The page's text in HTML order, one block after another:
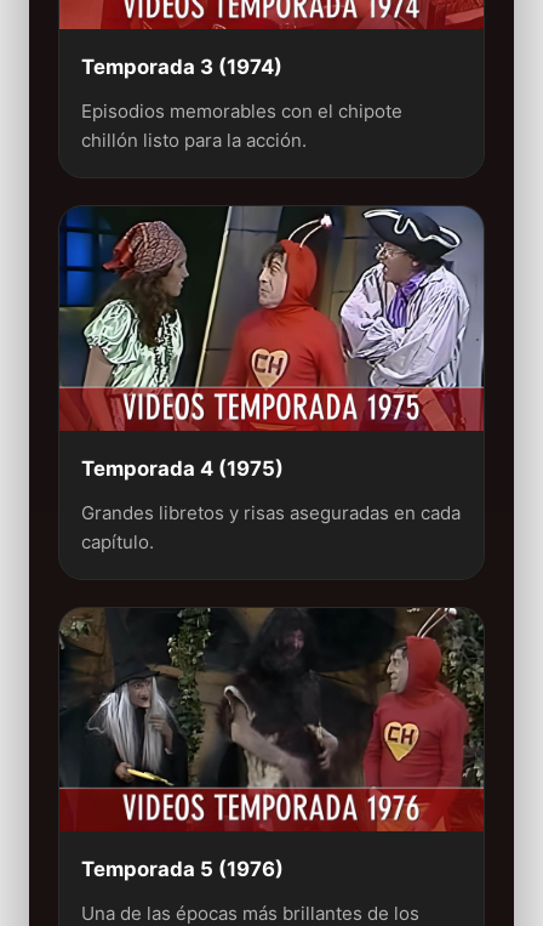
Temporada 3 (1974)
Episodios memorables con el chipote
chillón listo para la acción.
Temporada 4 (1975)
Grandes libretos y risas aseguradas en cada
capítulo.
Temporada 5 (1976)
Una de las épocas más brillantes de los